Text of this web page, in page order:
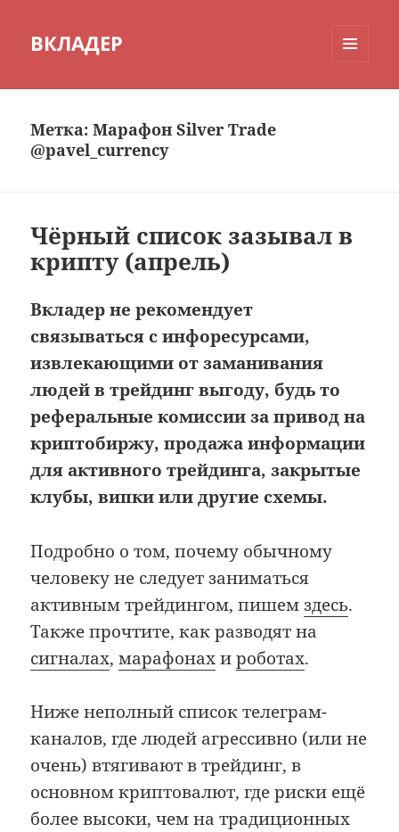
ВКЛАДЕР
Метка:Марафон Silver Trade
@pavel_currency
Чёрный список зазывал в
крипту (апрель)
Вкладер не рекомендует
связываться с инфоресурсами,
извлекающими от заманивания
людей в трейдинг выгоду, будь то
реферальные комиссии за привод на
криптобиржу, продажа информации
для активного трейдинга, закрытые
клубы, випки или другие схемы.
Подробно о том, почему обычному
человеку не следует заниматься
активным трейдингом, пишемздесь.
Также прочтите, как разводят на
сигналах,марафонахироботах.
Ниже неполный список телеграм-
каналов, где людей агрессивно (или не
очень) втягивают в трейдинг, в
основном криптовалют, где риски ещё
более высоки, чем на традиционных